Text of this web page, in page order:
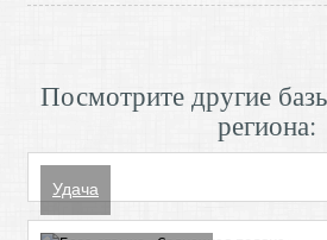
Посмотрите другие
региона:
Удача